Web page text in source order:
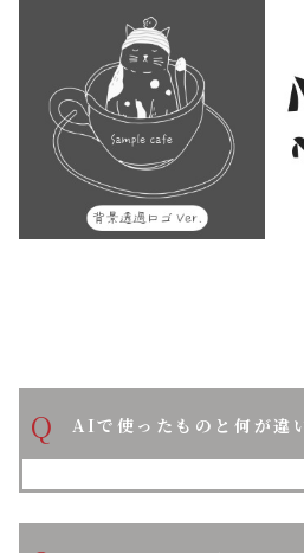
Q AIで使ったものと何が違